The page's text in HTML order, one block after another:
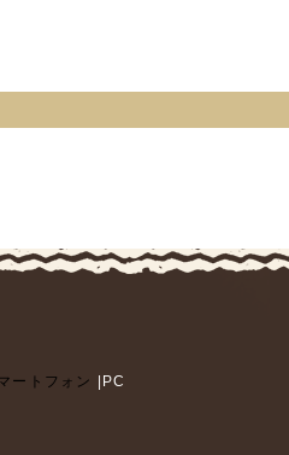
ートフォン |PC